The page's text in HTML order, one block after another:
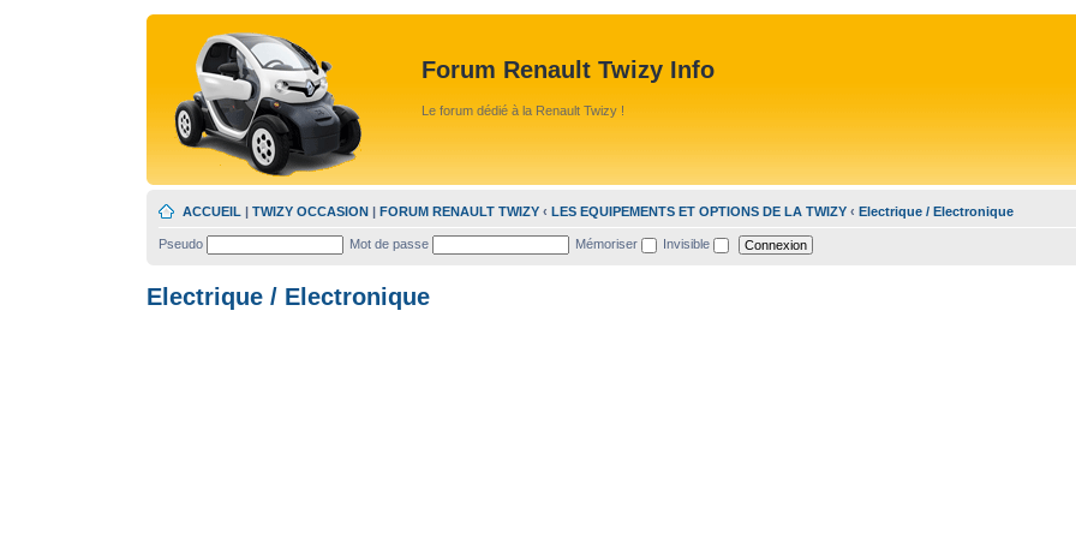
Forum Renault Twizy Info
Le forum dédié à la Renault Twizy !
ACCUEIL | TWIZY OCCASION | FORUM RENAULT TWIZY ‹ LES EQUIPEMENTS ET OPTIONS DE LA TWIZY ‹ Electrique / Electronique
Pseudo Mot de passe Mémoriser Invisible
Electrique / Electronique